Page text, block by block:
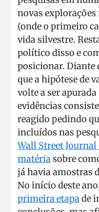
novas explorações
(onde o primeiro
vida silvestre.
político disso e
posicionar. Diante
que a hipótese de
volte a ser
evidências
reagido pedindo
incluídos nas
Wall Street
matériasobre
já havia amostras
No início deste
primeira etapade